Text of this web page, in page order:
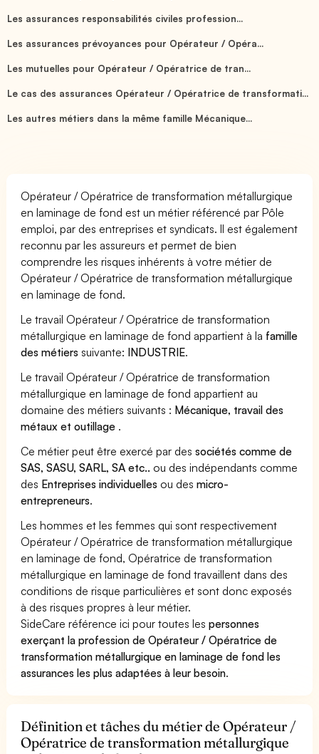
Les assurances responsabilités civiles profession...
Les assurances prévoyances pour Opérateur / Opéra...
Les mutuelles pour Opérateur / Opératrice de tran...
Le cas des assurances Opérateur / Opératrice de transformati...
Les autres métiers dans la même famille Mécanique...
Opérateur / Opératrice de transformation métallurgique
en laminage de fond est un métier référencé par Pôle
emploi, par des entreprises et syndicats. Il est également
reconnu par les assureurs et permet de bien
comprendre les risques inhérents à votre métier de
Opérateur / Opératrice de transformation métallurgique
en laminage de fond.
Le travail Opérateur / Opératrice de transformation
métallurgique en laminage de fond appartient à la famille
des métiers suivante: INDUSTRIE.
Le travail Opérateur / Opératrice de transformation
métallurgique en laminage de fond appartient au
domaine des métiers suivants : Mécanique, travail des
métaux et outillage .
Ce métier peut être exercé par dessociétés comme de
SAS, SASU, SARL, SA etc.. ou des indépendants comme
des Entreprises individuelles ou desmicro-
entrepreneurs.
Les hommes et les femmes qui sont respectivement
Opérateur / Opératrice de transformation métallurgique
en laminage de fond, Opératrice de transformation
métallurgique en laminage de fond travaillent dans des
conditions de risque particulières et sont donc exposés
à des risques propres à leur métier.
SideCare référence ici pour toutes lespersonnes
exerçant la profession de Opérateur / Opératrice de
transformation métallurgique en laminage de fond les
assurances les plus adaptées à leur besoin.
Définition et tâches du métier de Opérateur /
Opératrice de transformation métallurgique